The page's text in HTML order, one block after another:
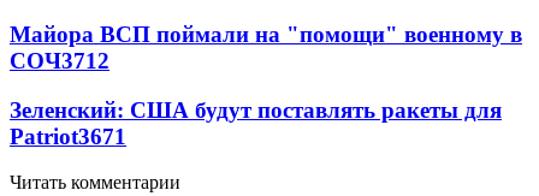
Майора ВСП поймали на "помощи" военному в
СОЧ3712
Зеленский: США будут поставлять ракеты для
Patriot3671
Читать комментарии